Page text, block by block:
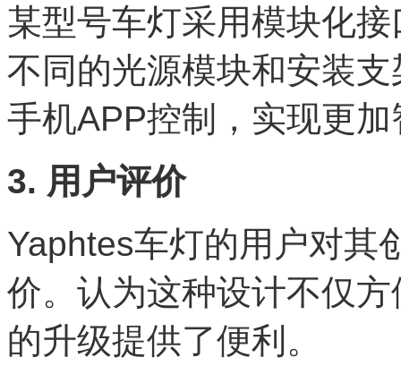
某型号车灯采用模块化
不同的光源模块和安装
手机APP控制，实现更
3. 用户评价
Yaphtes车灯的用户对其
价。认为这种设计不仅
的升级提供了便利。